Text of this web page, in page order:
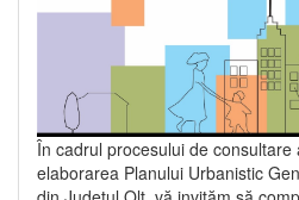
În cadrul procesului de consultare
elaborarea Planului Urbanistic